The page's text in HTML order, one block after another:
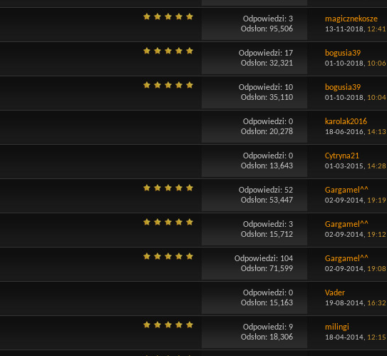
Odpowiedzi:3
Odsłon: 95,506
magicznekosze
13-11-2018, 12:41
Odpowiedzi: 17
Odsłon: 32,321
bogusia39
01-10-2018, 10:06
Odpowiedzi: 10
Odsłon: 35,110
bogusia39
01-10-2018, 10:04
Odpowiedzi:0
Odsłon: 20,278
karolak2016
18-06-2016, 14:13
Odpowiedzi:0
Odsłon: 13,643
Cytryna21
01-03-2015, 14:28
Odpowiedzi:52
Odsłon: 53,447
Gargamel^^
02-09-2014, 19:19
Odpowiedzi:3
Odsłon: 15,712
Gargamel^^
02-09-2014, 19:12
Odpowiedzi: 104
Odsłon: 71,599
Gargamel^^
02-09-2014, 19:08
Odpowiedzi:0
Odsłon: 15,163
Vader
19-08-2014, 16:32
Odpowiedzi:9
Odsłon: 18,306
milingi
18-04-2014, 12:15